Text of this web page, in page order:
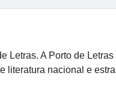
Letras. A Porto de
literatura nacional e